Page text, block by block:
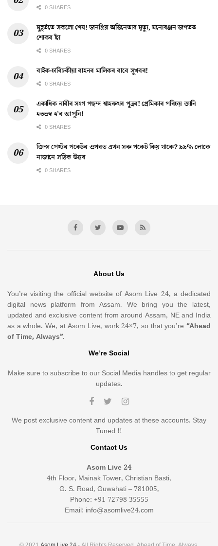
0 SHARES
মুহূৰ্ততে সকলো শেষ! জনপ্ৰিয় অভিনেতাৰ মৃত্যু, মনোৰঞ্জন জগতত
শোকৰ ছাঁ
0 SHARES
বাইক-চাৰিচকীয়া বাহনৰ মালিকৰ বাবে সুখবৰ!
0 SHARES
একাধিক নাৰীৰ সংগ পছন্দ শ্বাহৰুখৰ পুত্ৰৰ! প্ৰেমিকাৰ পৰিচয় জানি
হতভম্ব হ’ব আপুনি!
0 SHARES
জিন্স পেণ্টৰ পকেটৰ ওপৰত এখন সৰু পকেট কিয় থাকে? ৯৯% লোকে
নাজানে সঠিক উত্তৰ
0 SHARES
About Us
You’re visiting the official website of Asom Live 24, a dedicated
digital news platform from Assam. We bring you the latest,
updated and exclusive content from around Assam, NE and India
as a whole. We, at Asom Live, work 24×7, so that you’re “Ahead
of Time, Always”.
We’re Social
Make sure to subscribe to our Social Media handles to get regular
updates.
We post exclusive content and updates at these accounts. Stay
Tuned !!
Contact Us
Asom Live 24
4th Floor, Mainak Tower, Christian Basti,
G. S. Road, Guwahati – 781005,
Phone: +91 72798 35555
Email: info@asomlive24.com